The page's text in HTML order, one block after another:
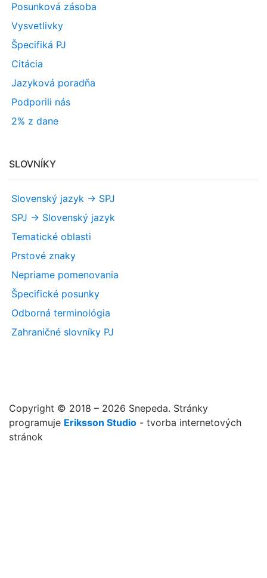
Posunková zásoba
Vysvetlivky
Špecifiká PJ
Citácia
Jazyková poradňa
Podporili nás
2% z dane
SLOVNÍKY
Slovenský jazyk -> SPJ
SPJ -> Slovenský jazyk
Tematické oblasti
Prstové znaky
Nepriame pomenovania
Špecifické posunky
Odborná terminológia
Zahraničné slovníky PJ
Copyright © 2018 – 2026 Snepeda. Stránky
programuje Eriksson Studio - tvorba internetových
stránok